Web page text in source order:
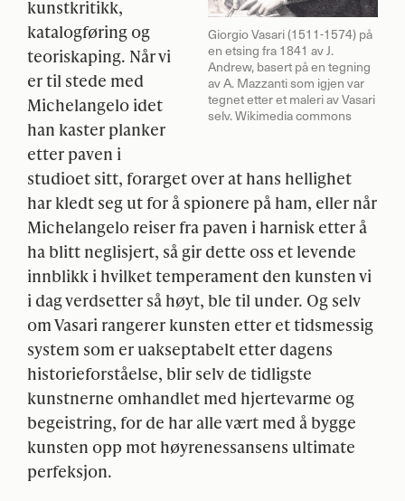
Giorgio Vasari (1511-1574) på
en etsing fra 1841 av J.
Andrew, basert på en tegning
av A. Mazzanti som igjen var
tegnet etter et maleri av Vasari
selv. Wikimedia commons
kunstkritikk,
katalogføring og
teoriskaping. Når vi
er til stede med
Michelangelo idet
han kaster planker
etter paven i
studioet sitt, forarget over at hans hellighet
har kledt seg ut for å spionere på ham, eller når
Michelangelo reiser fra paven i harnisk etter å
ha blitt neglisjert, så gir dette oss et levende
innblikk i hvilket temperament den kunsten vi
i dag verdsetter så høyt, ble til under. Og selv
om Vasari rangerer kunsten etter et tidsmessig
system som er uakseptabelt etter dagens
historieforståelse, blir selv de tidligste
kunstnerne omhandlet med hjertevarme og
begeistring, for de har alle vært med å bygge
kunsten opp mot høyrenessansens ultimate
perfeksjon.